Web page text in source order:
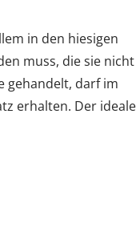
in den hiesigen
muss, die sie nicht
gehandelt, darf im
erhalten. Der ideale